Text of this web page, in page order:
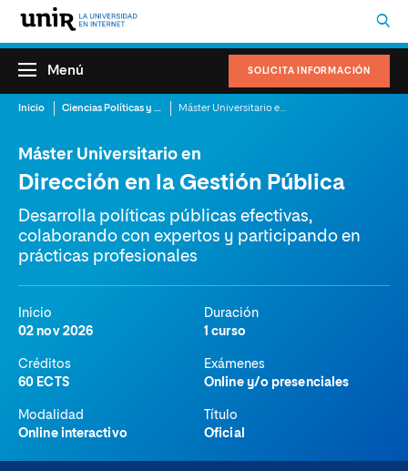
SOLICITA INFORMACIÓN
Menú
Inicio Ciencias Políticas y Relaciones Internacionales
Máster Universitario en
Dirección en la Gestión Pública
Desarrolla políticas públicas efectivas,
colaborando con expertos y participando en
prácticas profesionales
Inicio
02 nov 2026
Duración
1 curso
Créditos
60 ECTS
Exámenes
Online y/o presenciales
Modalidad
Online interactivo
Título
Oficial